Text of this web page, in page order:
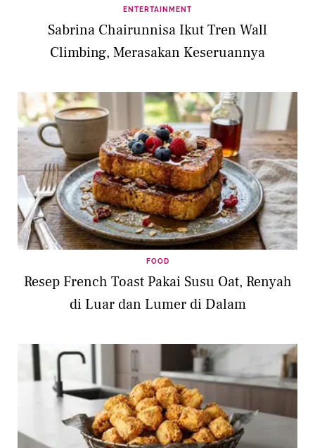
ENTERTAINMENT
Sabrina Chairunnisa Ikut Tren Wall
Climbing, Merasakan Keseruannya
FOOD
Resep French Toast Pakai Susu Oat, Renyah
di Luar dan Lumer di Dalam